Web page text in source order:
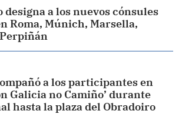
designa a los nuevos cónsules
Roma, Múnich, Marsella,
a los participantes en
Galicia no Camiño’ durante
hasta la plaza del Obradoiro